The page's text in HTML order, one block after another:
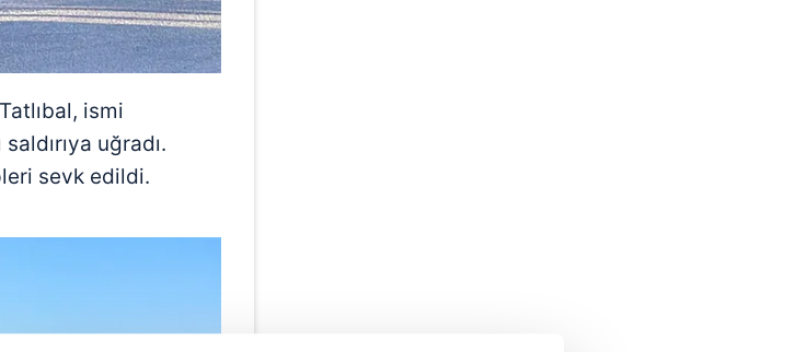
ismi
uğradı.
sevk edildi.